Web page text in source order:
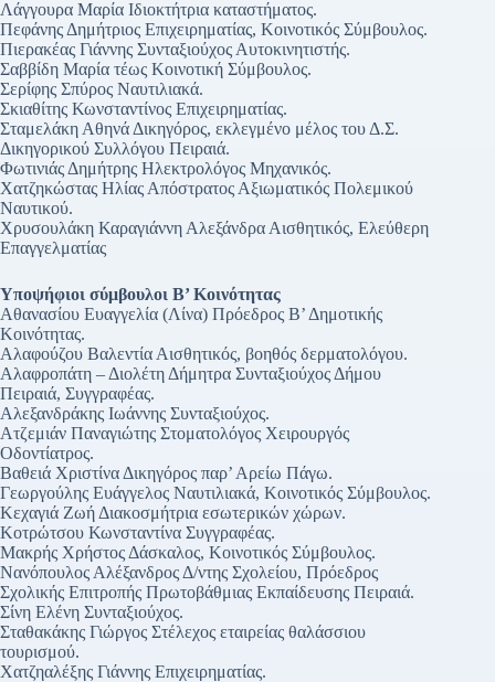
Λάγγουρα Μαρία Ιδιοκτήτρια καταστήματος.
Πεφάνης Δημήτριος Επιχειρηματίας, Κοινοτικός Σύμβουλος.
Πιερακέας Γιάννης Συνταξιούχος Αυτοκινητιστής.
Σαββίδη Μαρία τέως Κοινοτική Σύμβουλος.
Σερίφης Σπύρος Ναυτιλιακά.
Σκιαθίτης Κωνσταντίνος Επιχειρηματίας.
Σταμελάκη Αθηνά Δικηγόρος, εκλεγμένο μέλος του Δ.Σ.
Δικηγορικού Συλλόγου Πειραιά.
Φωτινιάς Δημήτρης Ηλεκτρολόγος Μηχανικός.
Χατζηκώστας Ηλίας Απόστρατος Αξιωματικός Πολεμικού
Ναυτικού.
Χρυσουλάκη Καραγιάννη Αλεξάνδρα Αισθητικός, Ελεύθερη
Επαγγελματίας
Υποψήφιοι σύμβουλοι Β’ Κοινότητας
Αθανασίου Ευαγγελία (Λίνα) Πρόεδρος Β’ Δημοτικής
Κοινότητας.
Αλαφούζου Βαλεντία Αισθητικός, βοηθός δερματολόγου.
Αλαφροπάτη – Διολέτη Δήμητρα Συνταξιούχος Δήμου
Πειραιά, Συγγραφέας.
Αλεξανδράκης Ιωάννης Συνταξιούχος.
Ατζεμιάν Παναγιώτης Στοματολόγος Χειρουργός
Οδοντίατρος.
Βαθειά Χριστίνα Δικηγόρος παρ’ Αρείω Πάγω.
Γεωργούλης Ευάγγελος Ναυτιλιακά, Κοινοτικός Σύμβουλος.
Κεχαγιά Ζωή Διακοσμήτρια εσωτερικών χώρων.
Κοτρώτσου Κωνσταντίνα Συγγραφέας.
Μακρής Χρήστος Δάσκαλος, Κοινοτικός Σύμβουλος.
Νανόπουλος Αλέξανδρος Δ/ντης Σχολείου, Πρόεδρος
Σχολικής Επιτροπής Πρωτοβάθμιας Εκπαίδευσης Πειραιά.
Σίνη Ελένη Συνταξιούχος.
Σταθακάκης Γιώργος Στέλεχος εταιρείας θαλάσσιου
τουρισμού.
Χατζηαλέξης Γιάννης Επιχειρηματίας.